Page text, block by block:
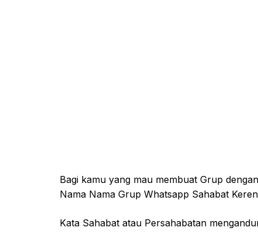
Bagi kamu yang mau membuat Grup
Nama Nama Grup Whatsapp Sahabat
Kata Sahabat atau Persahabatan